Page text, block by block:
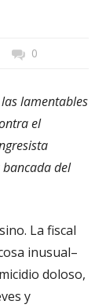
0
lamentables
el
del
La fiscal
inusual–
doloso,
y